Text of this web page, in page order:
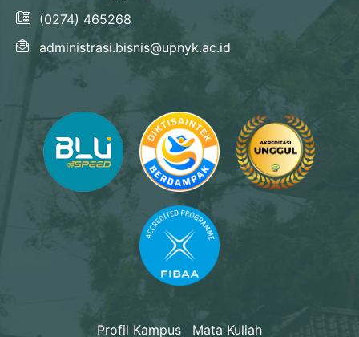
(0274) 465268
administrasi.bisnis@upnyk.ac.id
Profil Kampus Mata Kuliah